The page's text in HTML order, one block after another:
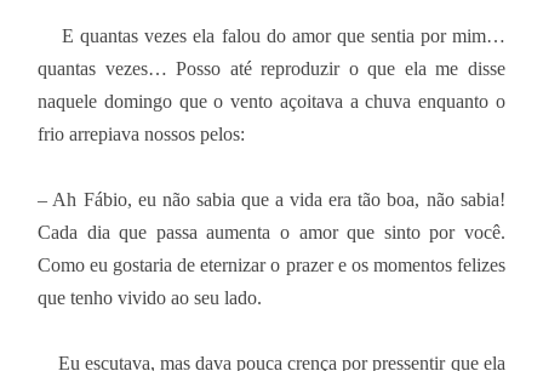
E quantas vezes ela falou do amor que sentia por mim…
quantas vezes… Posso até reproduzir o que ela me disse
naquele domingo que o vento açoitava a chuva enquanto o
frio arrepiava nossos pelos:
– Ah Fábio, eu não sabia que a vida era tão boa, não sabia!
Cada dia que passa aumenta o amor que sinto por você.
Como eu gostaria de eternizar o prazer e os momentos felizes
que tenho vivido ao seu lado.
Eu escutava, mas dava pouca crença por pressentir que ela